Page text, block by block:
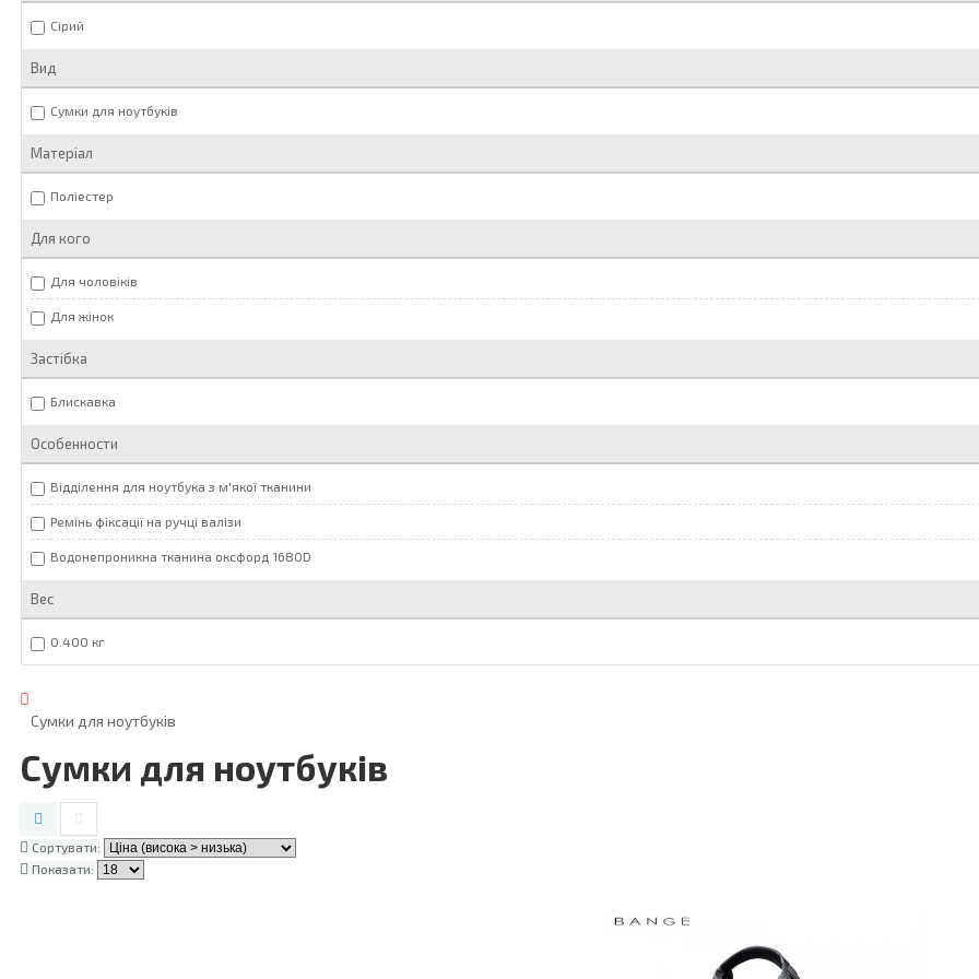
Сірий
Вид
Сумки для ноутбуків
Матеріал
Поліестер
Для кого
Для чоловіків
Для жінок
Застібка
Блискавка
Особенности
Відділення для ноутбука з м'якої тканини
Ремінь фіксації на ручці валізи
Водонепроникна тканина оксфорд 1680D
Вес
0.400 кг
Сумки для ноутбуків
Сумки для ноутбуків
Сортувати:
Показати: